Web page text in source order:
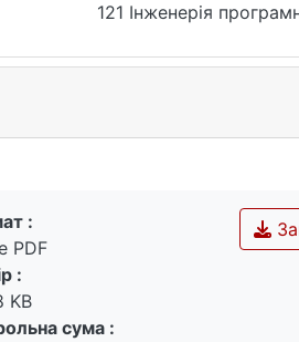
121 Інженерія
:
PDF
:
KB
сума :